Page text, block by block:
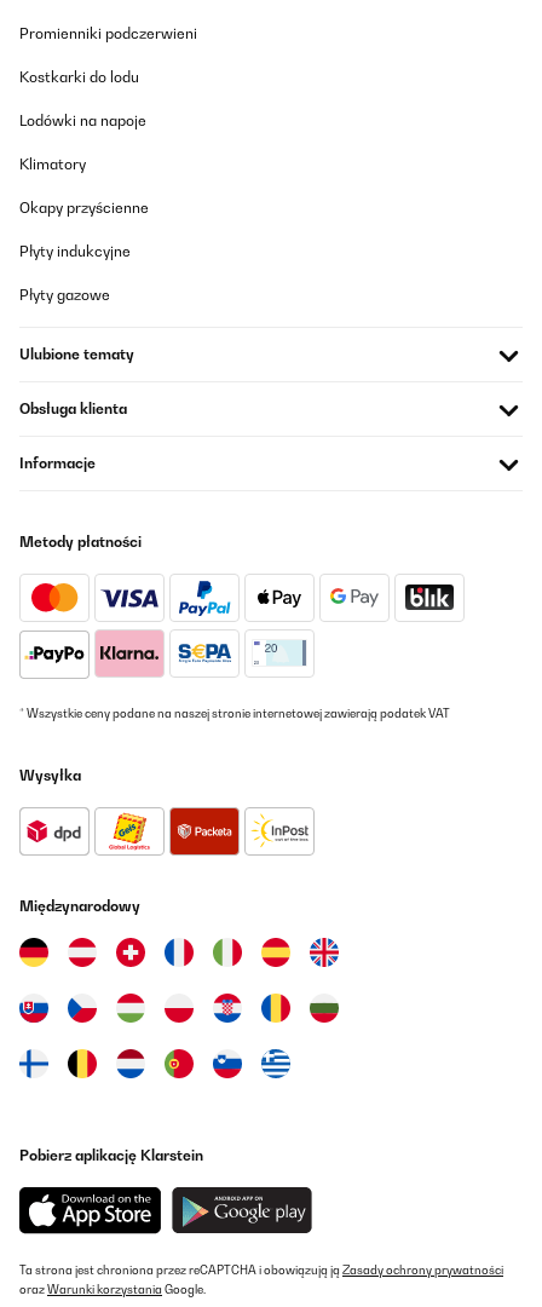
arrivato in tempo, molto buono, solo qualche rotore un po'
alloggiamenti. Ordine dei rotori: classico scrittura occidentale,
scritto sul manuale. Fondamentale la regolazione della velocita'
Parfait
Amazon-Benutzer
Great item and good quality. Very happy with the purchase.
Amazon user
Promienniki podczerwieni
Kostkarki do lodu
Lodówki na napoje
Klimatory
Okapy przyścienne
Płyty indukcyjne
Płyty gazowe
Ulubione tematy
Obsługa klienta
Informacje
Metody płatności
* Wszystkie ceny podane na naszej stronie internetowej zawierają podatek VAT
Wysyłka
Międzynarodowy
Pobierz aplikację Klarstein
Ta strona jest chroniona przez reCAPTCHA i obowiązują ją Zasady ochrony prywatności
orazWarunki korzystania Google.